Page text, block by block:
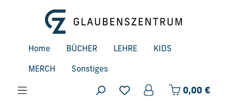
Zum Hauptinhalt springen
Home BÜCHER LEHRE KIDS
MERCH Sonstiges
0,00 €